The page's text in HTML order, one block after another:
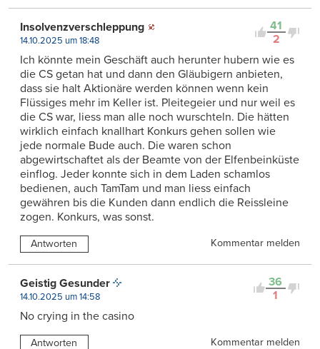
41
2
Insolvenzverschleppung
14.10.2025 um 18:48
Ich könnte mein Geschäft auch herunter hubern wie es
die CS getan hat und dann den Gläubigern anbieten,
dass sie halt Aktionäre werden können wenn kein
Flüssiges mehr im Keller ist. Pleitegeier und nur weil es
die CS war, liess man alle noch wurschteln. Die hätten
wirklich einfach knallhart Konkurs gehen sollen wie
jede normale Bude auch. Die waren schon
abgewirtschaftet als der Beamte von der Elfenbeinküste
einflog. Jeder konnte sich in dem Laden schamlos
bedienen, auch TamTam und man liess einfach
gewähren bis die Kunden dann endlich die Reissleine
zogen. Konkurs, was sonst.
Antworten Kommentar melden
36
1
Geistig Gesunder
14.10.2025 um 14:58
No crying in the casino
Antworten Kommentar melden